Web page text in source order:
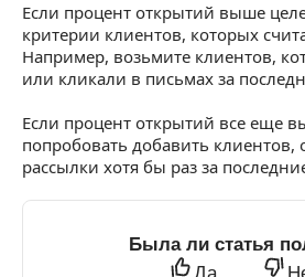
Если процент открытий выше
критерии клиентов, которых
Например, возьмите клиентов,
или кликали в письмах за
Если процент открытий все еще
попробовать добавить
рассылки хотя бы раз за
Была ли статья
Да